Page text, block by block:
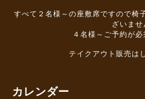
すべて２名様～の座敷席ですので椅
ざいませ
４名様～ご予約が必
テイクアウト販売は
カレンダー